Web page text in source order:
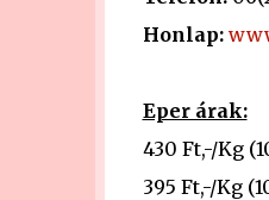
Honlap:
Eper árak:
430 Ft,-/Kg
395 Ft,-/Kg